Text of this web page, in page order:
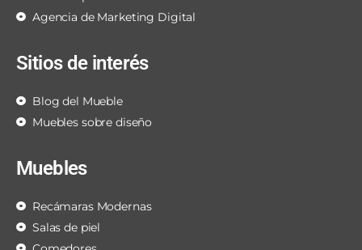
Agencia de Marketing Digital
Sitios de interés
Blog del Mueble
Muebles sobre diseño
Muebles
Recámaras Modernas
Salas de piel